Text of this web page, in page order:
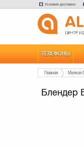
Условия доставки
ТЕЛЕФОНЫ
Главная Мелкая
Блендер